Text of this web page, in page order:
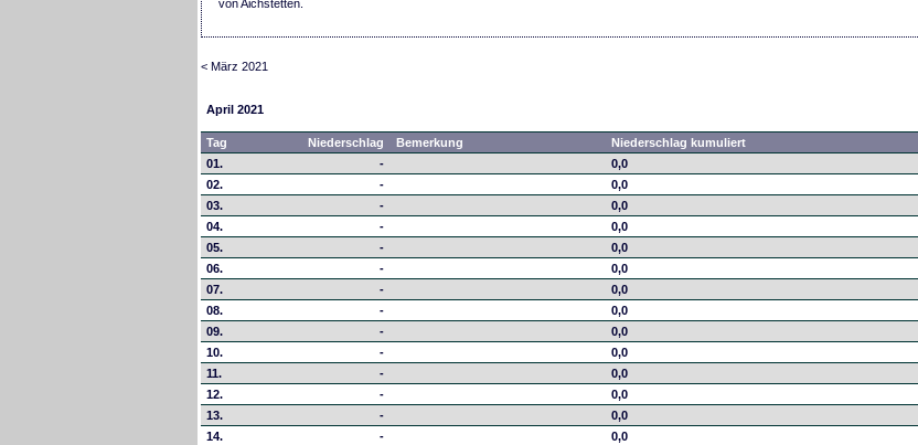
von Aichstetten.
< März 2021
April 2021
Tag Niederschlag Bemerkung
Niederschlag kumuliert
01.
-
0,0
02.
-
0,0
03.
-
0,0
04.
-
0,0
05.
-
0,0
06.
-
0,0
07.
-
0,0
08.
-
0,0
09.
-
0,0
10.
-
0,0
11.
-
0,0
12.
-
0,0
13.
-
0,0
14.
-
0,0